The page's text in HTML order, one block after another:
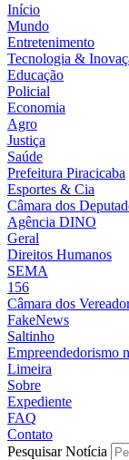
Início
Mundo
Entretenimento
Tecnologia &
Educação
Policial
Economia
Agro
Justiça
Saúde
Prefeitura Piracicaba
Esportes & Cia
Câmara dos
Agência DINO
Geral
Direitos Humanos
SEMA
156
Câmara dos
FakeNews
Saltinho
Empreendedorismo
Limeira
Sobre
Expediente
FAQ
Contato
Pesquisar Notícia